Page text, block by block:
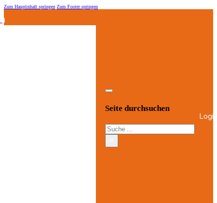
Zum Hauptinhalt springen Zum Footer springen
Seite durchsuchen
Suchen
Login